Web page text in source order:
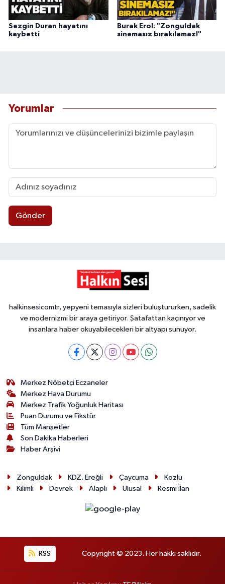
Sezgin Duran hayatını
kaybetti
Burak Erol: "Zonguldak
sinemasız bırakılamaz!"
Yorumlar
Gönder
halkinsesicomtr, yepyeni temasıyla sizleri buluştururken, sadelik
ve modernizmi bir araya getiriyor. Şatafattan kaçınıyor ve
insanlara haber okuyabilecekleri bir altyapı sunuyor.
Merkez Nöbetçi Eczaneler
Merkez Hava Durumu
Merkez Trafik Yoğunluk Haritası
Puan Durumu ve Fikstür
Tüm Manşetler
Son Dakika Haberleri
Haber Arşivi
Zonguldak KDZ. Ereğli Çaycuma
Kozlu
Kilimli
Devrek Alaplı Ulusal Resmi İlan
RSS Copyright © 2023. Her hakkı saklıdır.